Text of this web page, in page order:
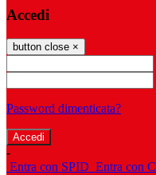
Accedi
button close ×
Password dimenticata?
-
Entra con SPID Entra con